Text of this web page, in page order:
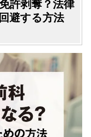
許剥奪？法律
避する方法